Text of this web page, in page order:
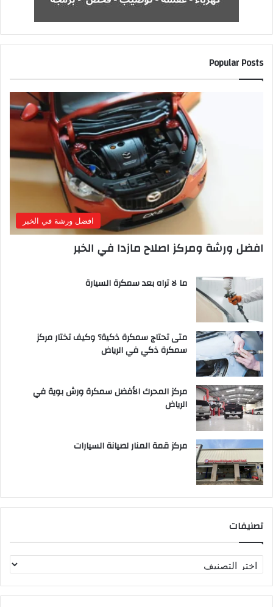
Popular Posts
افضل ورشة في الخبر
افضل ورشة ومركز اصلاح مازدا في الخبر
ما لا تراه بعد سمكرة السيارة
متى تحتاج سمكرة ذكية؟ وكيف تختار مركز
سمكرة ذكي في الرياض
مركز المحرك الأفضل سمكرة ورش بوية في
الرياض
مركز قمة المنار لصيانة السيارات
تصنيفات
ص
ن